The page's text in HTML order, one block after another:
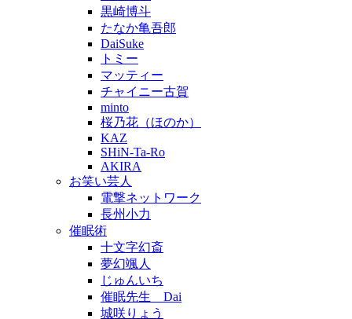
黒崎博斗
たなか亀吾郎
DaiSuke
トミー
マッティー
チャイニー古賀
minto
桜乃花（ほのか）
KAZ
SHiN-Ta-Ro
AKIRA
お笑い芸人
電撃ネットワーク
長州小力
催眠術
十文字幻斎
夢幻颯人
じゅんいち
催眠先生 Dai
城咲りょう